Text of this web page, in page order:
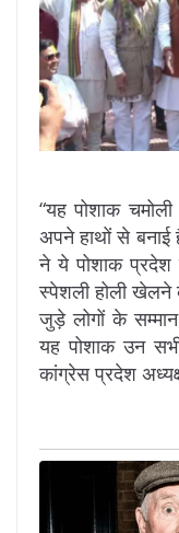
“यह पोशाक
अपने हाथों से
ने ये पोशाक प्रदेश
स्पेशली होली खेलने
जुड़े लोगों के
यह पोशाक उन
कांग्रेस प्रदेश